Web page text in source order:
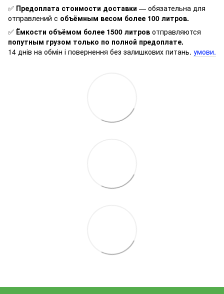
✅ Предоплата стоимости доставки — обязательна для
отправлений с объёмным весом более 100 литров.
✅ Ёмкости объёмом более 1500 литров отправляются
попутным грузом только по полной предоплате.
14 днів на обмін і повернення без залишкових питань. умови.